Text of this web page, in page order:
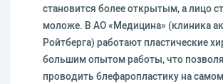
становится более открытым, а лицо
моложе. В АО «Медицина» (клиника
Ройтберга) работают пластические
большим опытом работы, что
проводить блефаропластику на